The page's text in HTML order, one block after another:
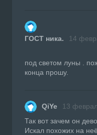
ГОСТ ника. 14
под светом луны .
конца прошу.
QiYe 13
Так вот зачем он
Искал похожих на